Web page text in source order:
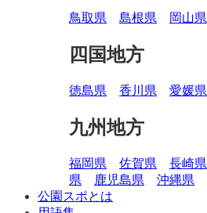
鳥取県 島根県 岡山県
四国地方
徳島県 香川県 愛媛県
九州地方
福岡県 佐賀県 長崎県
県
鹿児島県
沖縄県
公園スポとは